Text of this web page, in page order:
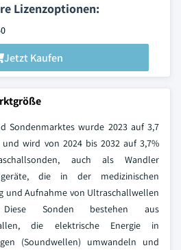
Lizenzoptionen:
Jetzt Kaufen
Sondenmarktes wurde 2023 auf 3,7
und wird von 2024 bis 2032 auf 3,7%
auch als Wandler
die in der medizinischen
und Aufnahme von Ultraschallwellen
Sonden bestehen aus
die elektrische Energie in
(Soundwellen) umwandeln und